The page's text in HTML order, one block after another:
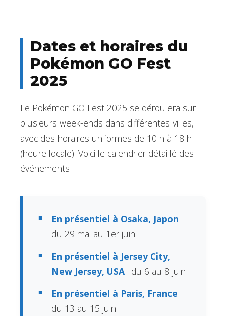
Dates et horaires du
Pokémon GO Fest
2025
Le Pokémon GO Fest 2025 se déroulera sur
plusieurs week-ends dans différentes villes,
avec des horaires uniformes de 10 h à 18 h
(heure locale). Voici le calendrier détaillé des
événements :
En présentiel à Osaka, Japon :
du 29 mai au 1er juin
En présentiel à Jersey City,
New Jersey, USA : du 6 au 8 juin
En présentiel à Paris, France :
du 13 au 15 juin